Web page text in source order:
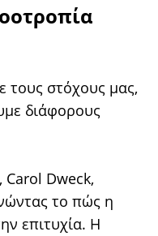
τους στόχους μας,
διάφορους
Dweck,
το πώς η
επιτυχία. Η